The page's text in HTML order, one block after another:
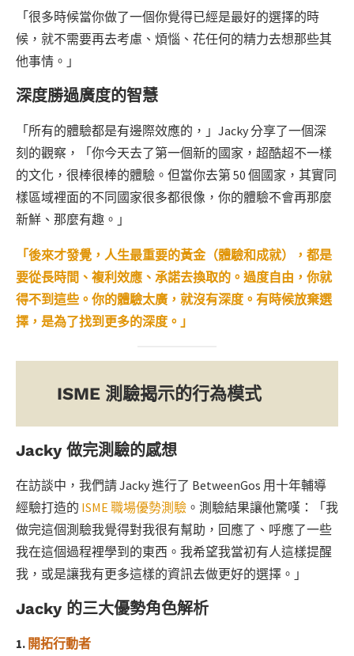
「很多時候當你做了一個你覺得已經是最好的選擇的時
候，就不需要再去考慮、煩惱、花任何的精力去想那些其
他事情。」
深度勝過廣度的智慧
「所有的體驗都是有邊際效應的，」Jacky 分享了一個深
刻的觀察，「你今天去了第一個新的國家，超酷超不一樣
的文化，很棒很棒的體驗。但當你去第 50 個國家，其實同
樣區域裡面的不同國家很多都很像，你的體驗不會再那麼
新鮮、那麼有趣。」
「後來才發覺，人生最重要的黃金（體驗和成就），都是
要從長時間、複利效應、承諾去換取的。過度自由，你就
得不到這些。你的體驗太廣，就沒有深度。有時候放棄選
擇，是為了找到更多的深度。」
ISME 測驗揭示的行為模式
Jacky 做完測驗的感想
在訪談中，我們請 Jacky 進行了 BetweenGos 用十年輔導
經驗打造的 ISME 職場優勢測驗 。測驗結果讓他驚嘆：「我
做完這個測驗我覺得對我很有幫助，回應了、呼應了一些
我在這個過程裡學到的東西。我希望我當初有人這樣提醒
我，或是讓我有更多這樣的資訊去做更好的選擇。」
Jacky 的三大優勢角色解析
1. 開拓行動者